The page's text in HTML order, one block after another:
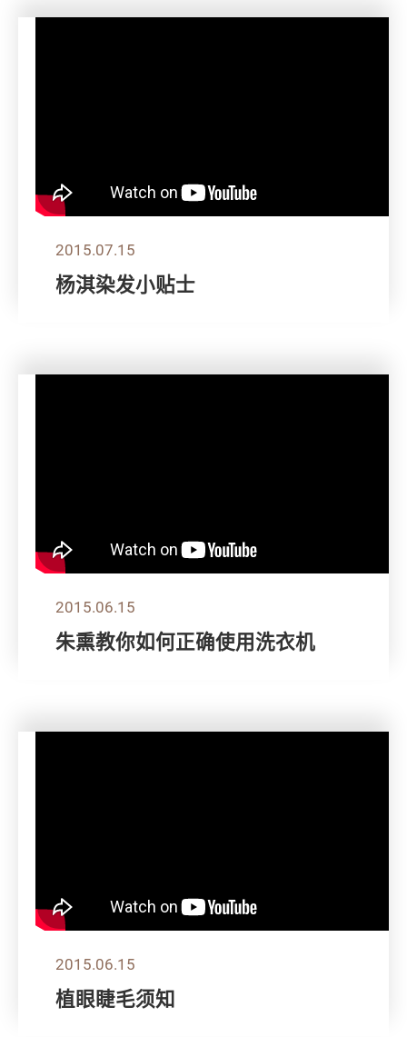
2015.07.15
杨淇染发小贴士
2015.06.15
朱熏教你如何正确使用洗衣机
2015.06.15
植眼睫毛须知